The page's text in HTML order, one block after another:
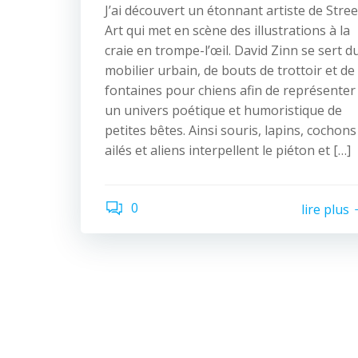
J’ai découvert un étonnant artiste de
Art qui met en scène des illustrations à la
craie en trompe-l’œil. David Zinn se sert
mobilier urbain, de bouts de trottoir et de
fontaines pour chiens afin de représenter
un univers poétique et humoristique de
petites bêtes. Ainsi souris, lapins, cochons
ailés et aliens interpellent le piéton et […]
0 lire plus